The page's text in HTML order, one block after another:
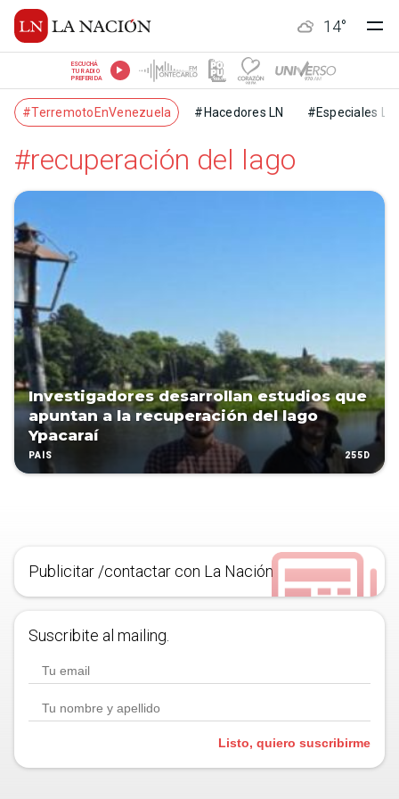
14°
ESCUCHÁ
TU RADIO
PREFERIDA
#TerremotoEnVenezuela #Hacedores LN #Especiales LN
#recuperación del lago
Investigadores desarrollan estudios que
apuntan a la recuperación del lago
Ypacaraí
PAÍS 255D
Publicitar /contactar con La Nación
Suscribite al mailing.
Listo, quiero suscribirme